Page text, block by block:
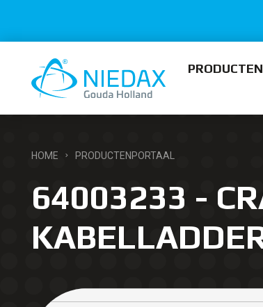
PRODUCTEN
HOME PRODUCTENPORTAAL
64003233 -